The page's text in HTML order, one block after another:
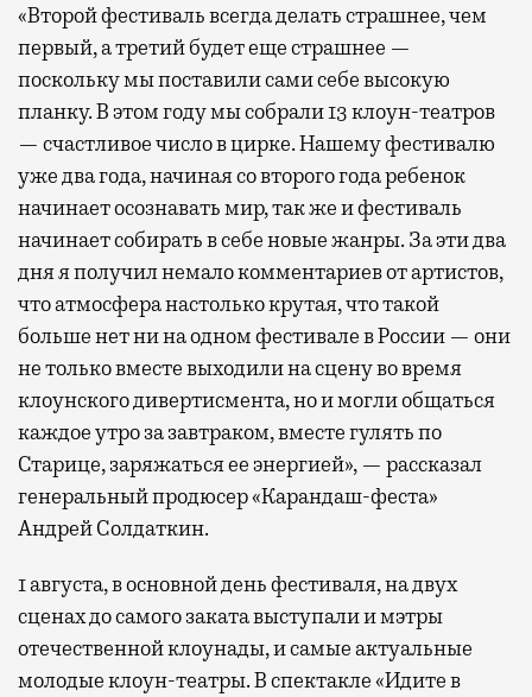
«Второй фестиваль всегда делать страшнее, чем
первый, а третий будет еще страшнее —
поскольку мы поставили сами себе высокую
планку. В этом году мы собрали 13 клоун-театров
— счастливое число в цирке. Нашему фестивалю
уже два года, начиная со второго года ребенок
начинает осознавать мир, так же и фестиваль
начинает собирать в себе новые жанры. За эти два
дня я получил немало комментариев от артистов,
что атмосфера настолько крутая, что такой
больше нет ни на одном фестивале в России — они
не только вместе выходили на сцену во время
клоунского дивертисмента, но и могли общаться
каждое утро за завтраком, вместе гулять по
Старице, заряжаться ее энергией», — рассказал
генеральный продюсер «Карандаш-феста»
Андрей Солдаткин.
1 августа, в основной день фестиваля, на двух
сценах до самого заката выступали и мэтры
отечественной клоунады, и самые актуальные
молодые клоун-театры. В спектакле «Идите в